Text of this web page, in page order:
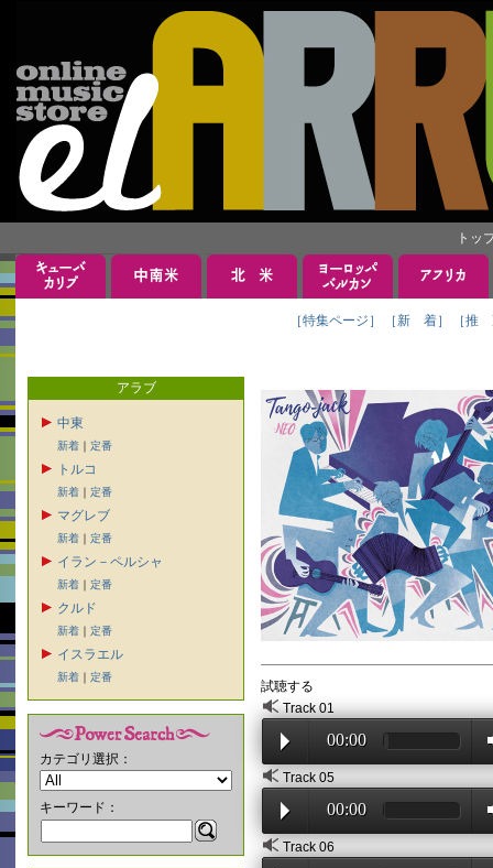
トッ
［特集ページ］ ［新 着］ ［推
アラブ
中東
新着 ｜ 定番
トルコ
新着 ｜ 定番
マグレブ
新着 ｜ 定番
イラン－ペルシャ
新着 ｜ 定番
クルド
新着 ｜ 定番
イスラエル
新着 ｜ 定番
カテゴリ選択：
キーワード：
試聴する
Track 01
00:00
Track 05
00:00
Track 06